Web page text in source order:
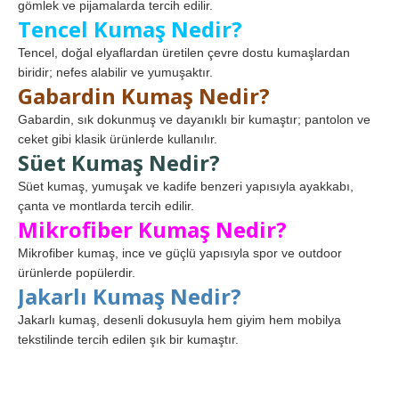
gömlek ve pijamalarda tercih edilir.
Tencel Kumaş Nedir?
Tencel, doğal elyaflardan üretilen çevre dostu kumaşlardan
biridir; nefes alabilir ve yumuşaktır.
Gabardin Kumaş Nedir?
Gabardin, sık dokunmuş ve dayanıklı bir kumaştır; pantolon ve
ceket gibi klasik ürünlerde kullanılır.
Süet Kumaş Nedir?
Süet kumaş, yumuşak ve kadife benzeri yapısıyla ayakkabı,
çanta ve montlarda tercih edilir.
Mikrofiber Kumaş Nedir?
Mikrofiber kumaş, ince ve güçlü yapısıyla spor ve outdoor
ürünlerde popülerdir.
Jakarlı Kumaş Nedir?
Jakarlı kumaş, desenli dokusuyla hem giyim hem mobilya
tekstilinde tercih edilen şık bir kumaştır.